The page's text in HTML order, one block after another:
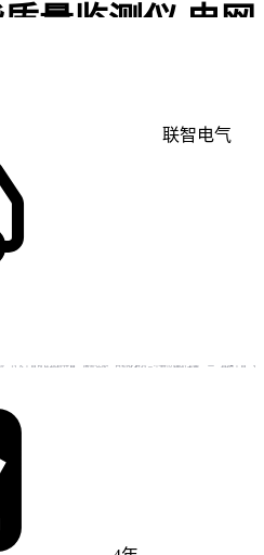
量监测仪 电网
在线监测装置
联智电气
以下工具可从指标计算、场景适配、自动化推荐三个维度辅助决策： 一、基础工具：